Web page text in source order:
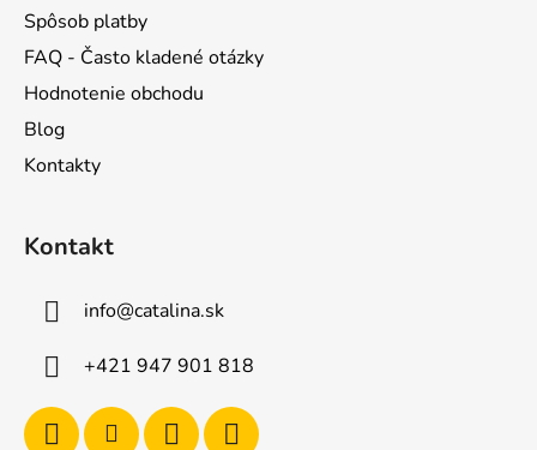
Spôsob platby
FAQ - Často kladené otázky
Hodnotenie obchodu
Blog
Kontakty
Kontakt
info@catalina.sk
+421 947 901 818